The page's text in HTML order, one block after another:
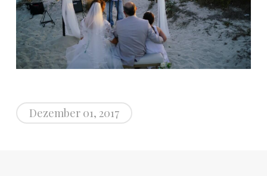
Dezember 01, 2017